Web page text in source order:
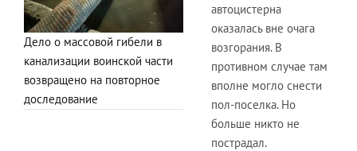
Дело о массовой гибели в
канализации воинской части
возвращено на повторное
доследование
автоцистерна
оказалась вне очага
возгорания. В
противном случае там
вполне могло снести
пол-поселка. Но
больше никто не
пострадал.